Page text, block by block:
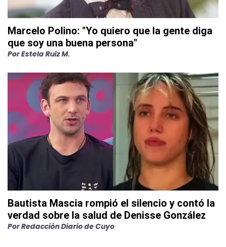
Marcelo Polino: "Yo quiero que la gente diga
que soy una buena persona"
PorEstela Ruiz M.
Bautista Mascia rompió el silencio y contó la
verdad sobre la salud de Denisse González
PorRedacción Diario de Cuyo